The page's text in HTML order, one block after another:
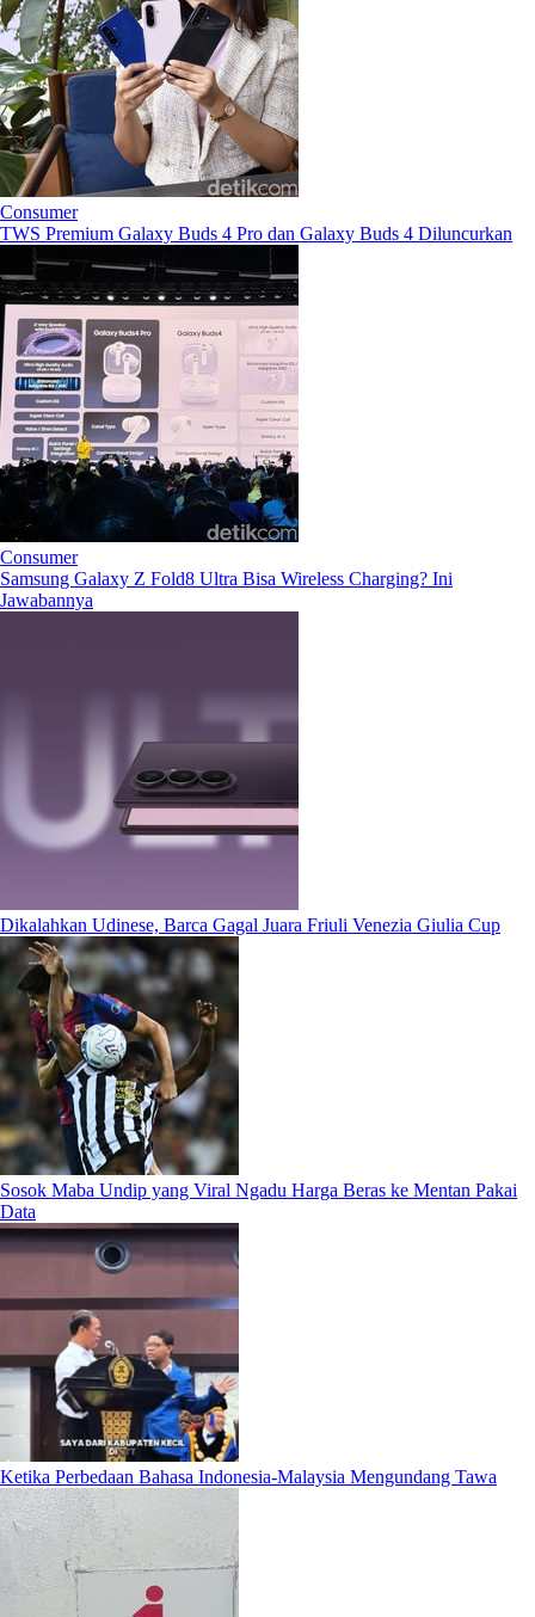
Consumer
TWS Premium Galaxy Buds 4 Pro dan Galaxy Buds 4 Diluncurkan
Consumer
Samsung Galaxy Z Fold8 Ultra Bisa Wireless Charging? Ini
Jawabannya
Dikalahkan Udinese, Barca Gagal Juara Friuli Venezia Giulia Cup
Sosok Maba Undip yang Viral Ngadu Harga Beras ke Mentan Pakai
Data
Ketika Perbedaan Bahasa Indonesia-Malaysia Mengundang Tawa